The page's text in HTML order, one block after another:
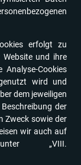
erfolgt zu
und ihre
Analyse-Cookies
wird und
dem jeweiligen
der
Zweck sowie der
wir auch auf
„VIII.